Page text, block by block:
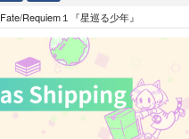
Fate/Requiem１『星巡る少年』